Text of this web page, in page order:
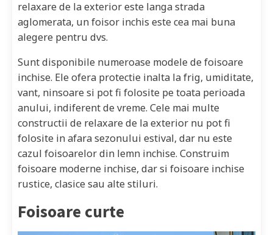
relaxare de la exterior este langa strada
aglomerata, un foisor inchis este cea mai buna
alegere pentru dvs.
Sunt disponibile numeroase modele de foisoare
inchise. Ele ofera protectie inalta la frig, umiditate,
vant, ninsoare si pot fi folosite pe toata perioada
anului, indiferent de vreme. Cele mai multe
constructii de relaxare de la exterior nu pot fi
folosite in afara sezonului estival, dar nu este
cazul foisoarelor din lemn inchise. Construim
foisoare moderne inchise, dar si foisoare inchise
rustice, clasice sau alte stiluri.
Foisoare curte